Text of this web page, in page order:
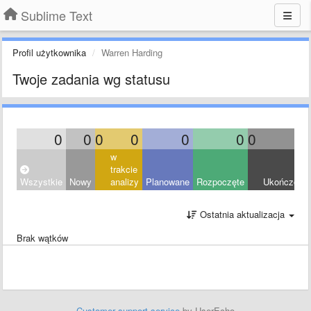
Sublime Text
Profil użytkownika Warren Harding
Twoje zadania wg statusu
0 0 0 0 0 0 0
Wszystkie Nowy
w
trakcie
analizy
Planowane Rozpoczęte Ukończony
Ostatnia aktualizacja
Brak wątków